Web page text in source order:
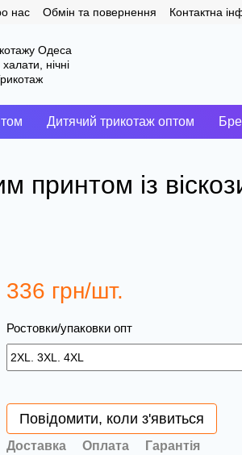
нас Обмін та повернення Контактна
Дитячий трикотаж оптом
принтом із
336 грн/шт.
Ростовки/упаковки опт
Повідомити, коли з'явиться
Доставка Оплата Гарантія